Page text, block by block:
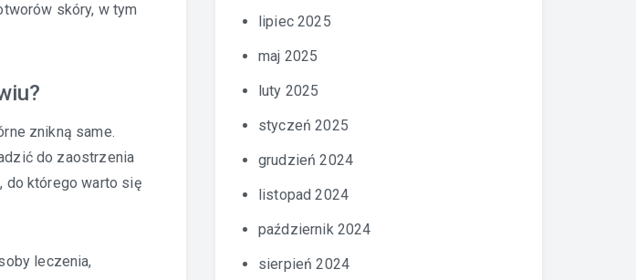
skóry, w tym
znikną same.
do zaostrzenia
do którego warto się
leczenia,
lipiec 2025
maj 2025
luty 2025
styczeń 2025
grudzień 2024
listopad 2024
październik 2024
sierpień 2024